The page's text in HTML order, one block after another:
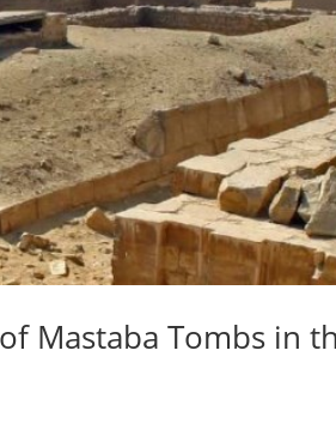
Mastaba Tombs in